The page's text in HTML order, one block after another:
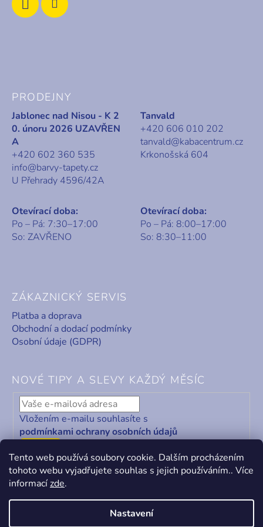
Tento web používá soubory cookie. Dalším procházením
tohoto webu vyjadřujete souhlas s jejich používáním.. Více
informacízde.
Nastavení
PRODEJNY
Jablonec nad Nisou - K 2
0. únoru 2026 UZAVŘEN
A
+420 602 360 535
info@barvy-tapety.cz
U Přehrady 4596/42A
Tanvald
+420 606 010 202
tanvald@kabacentrum.cz
Krkonošská 604
Otevírací doba:
Po – Pá: 7:30–17:00
So: ZAVŘENO
Otevírací doba:
Po – Pá: 8:00–17:00
So: 8:30–11:00
ZÁKAZNICKÝ SERVIS
Platba a doprava
Obchodní a dodací podmínky
Osobní údaje (GDPR)
NOVÉ TIPY A SLEVY KAŽDÝ MĚSÍC
Vložením e-mailu souhlasíte s
podmínkami ochrany osobních údajů
ODEBÍRAT